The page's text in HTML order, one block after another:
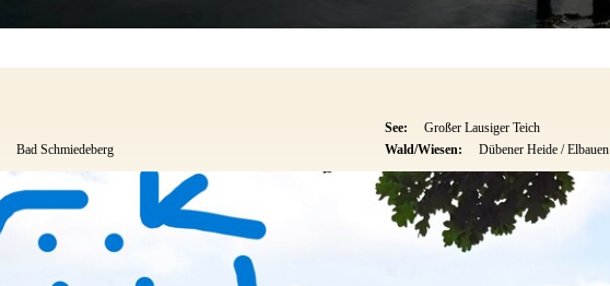
See:
Großer Lausiger Teich
Bad Schmiedeberg Wald/Wiesen: Dübener Heide / Elbauen